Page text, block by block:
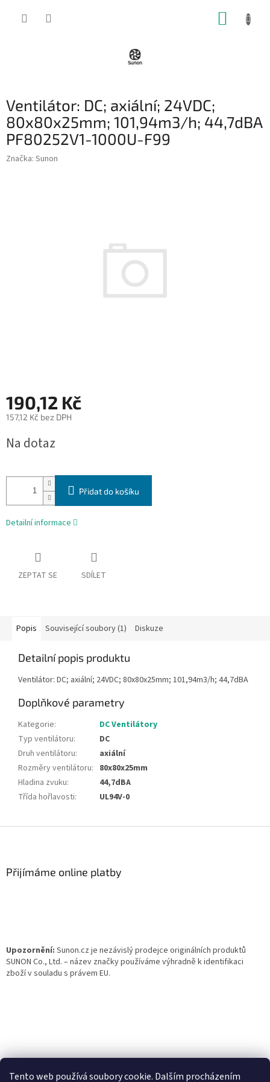
Tento web používá soubory cookie. Dalším procházením
Ventilátor: DC; axiální; 24VDC;
80x80x25mm; 101,94m3/h; 44,7dBA
PF80252V1-1000U-F99
Značka: Sunon
190,12 Kč
157,12 Kč bez DPH
cena:
Na dotaz
Přidat do košíku
Detailní informace
ZEPTAT SE SDÍLET
Popis Související soubory (1) Diskuze
Detailní popis produktu
Ventilátor: DC; axiální; 24VDC; 80x80x25mm; 101,94m3/h; 44,7dBA
Doplňkové parametry
Kategorie:
DC Ventilátory
Typ ventilátoru:
DC
Druh ventilátoru:
axiální
Rozměry ventilátoru: 80x80x25mm
Hladina zvuku:
44,7dBA
Třída hořlavosti: UL94V-0
Přijímáme online platby
Upozornění: Sunon.cz je nezávislý prodejce originálních produktů
SUNON Co., Ltd. – název značky používáme výhradně k identifikaci
zboží v souladu s právem EU.